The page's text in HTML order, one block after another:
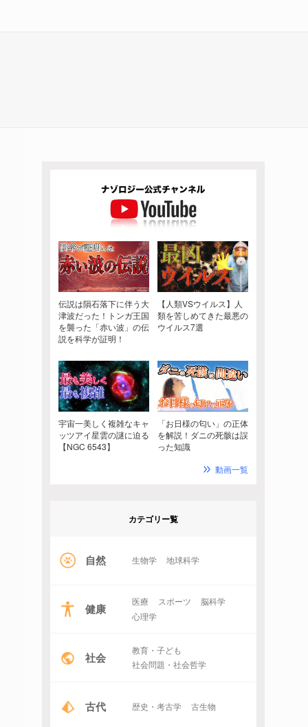
伝説は隕石落下に伴う大
津波だった！トンガ王国
を襲った「赤い波」の伝
説を科学が証明！
【人類VSウイルス】人
類を苦しめてきた最悪の
ウイルス7選
宇宙一美しく複雑なキャ
ッツアイ星雲の謎に迫る
【NGC 6543】
「お日様の匂い」の正体
を解説！ダニの死骸は誤
った知識
動画一覧
カテゴリー覧
自然 生物学 地球科学
健康 医療 スポーツ
脳科学
心理学
社会
教育・子ども
社会問題・社会哲学
古代 歴史・考古学 古生物